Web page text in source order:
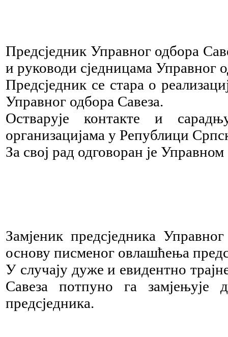
Предсједник Управног одбора
и руководи сједницама Управног
Предсједник се стара о
Управног одбора Савеза.
Остварује контакте и
организацијама у Републици
За свој рад одговоран је
Замјеник предсједника
основу писменог овлашћења
У случају дуже и евидентно
Савеза потпуно га замјењује
предсједника.